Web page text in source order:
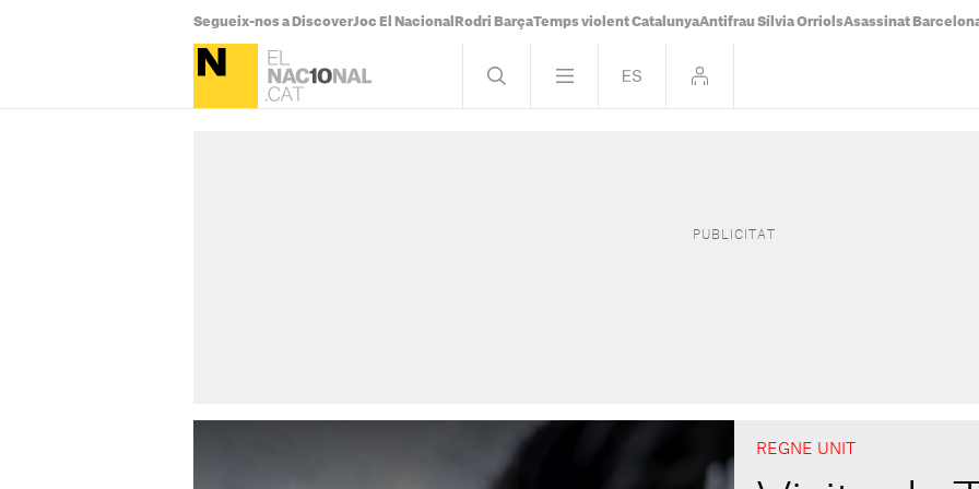
Segueix-nos a DiscoverJoc El Nacional Rodri BarçaTemps violent CatalunyaAntifrau Sílvia OrriolsAsassinat
REGNE UNIT